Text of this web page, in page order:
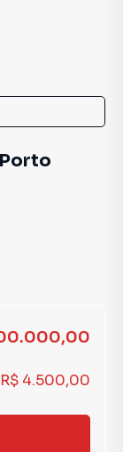
R$ 4.500,00